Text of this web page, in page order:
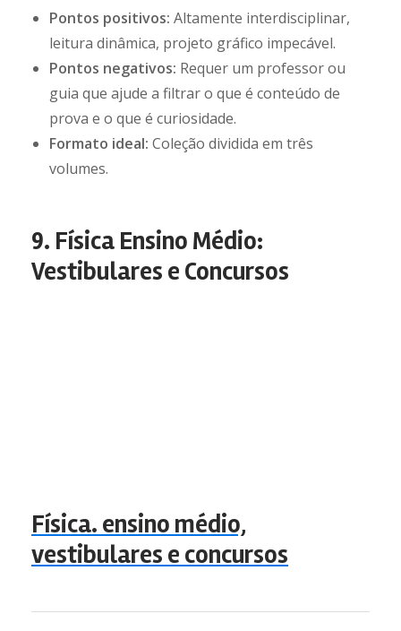
Pontos positivos: Altamente interdisciplinar,
leitura dinâmica, projeto gráfico impecável.
Pontos negativos: Requer um professor ou
guia que ajude a filtrar o que é conteúdo de
prova e o que é curiosidade.
Formato ideal: Coleção dividida em três
volumes.
9. Física Ensino Médio:
Vestibulares e Concursos
Física. ensino médio,
vestibulares e concursos